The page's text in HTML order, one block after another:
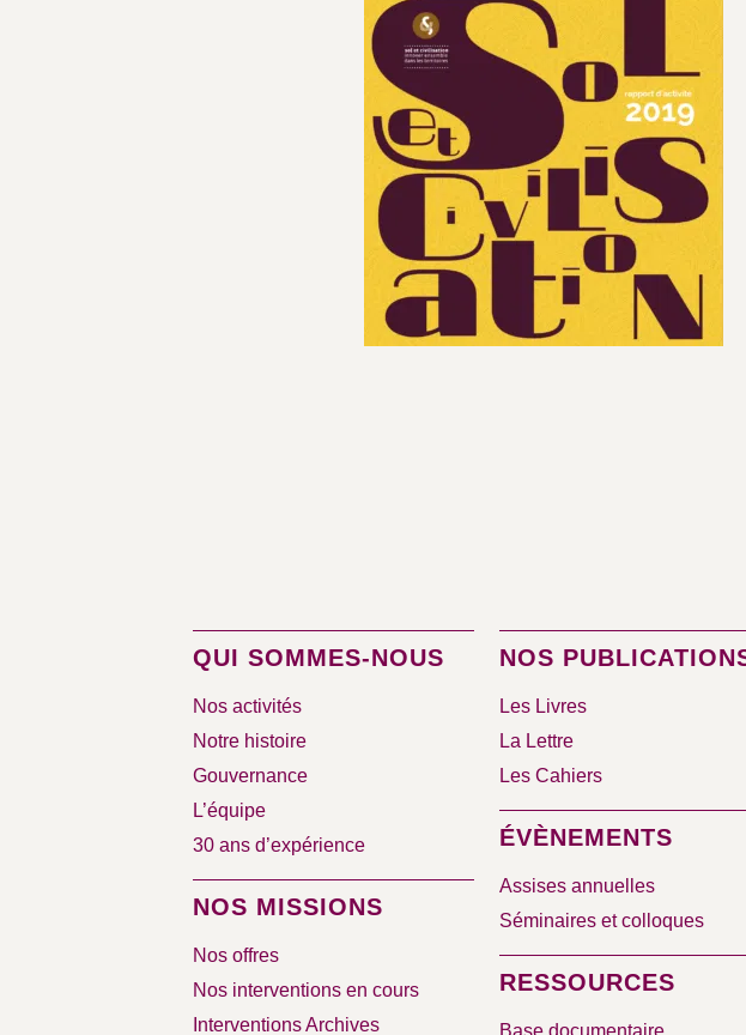
QUI SOMMES-NOUS
Nos activités
Notre histoire
Gouvernance
L’équipe
30 ans d’expérience
NOS MISSIONS
Nos offres
Nos interventions en cours
Interventions Archives
NOS
Les Livres
La Lettre
Les Cahiers
ÉVÈNEMENTS
Assises annuelles
Séminaires et colloques
RESSOURCES